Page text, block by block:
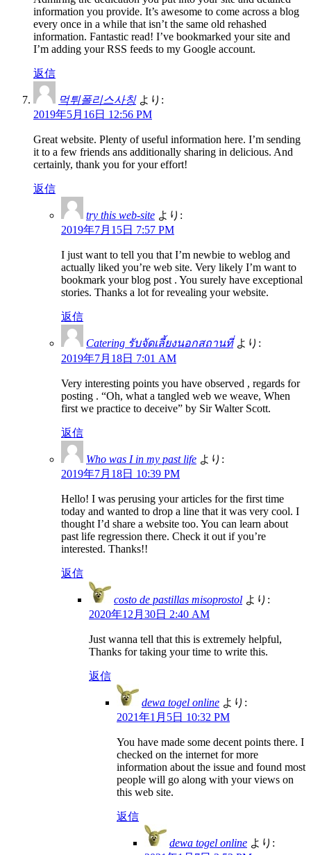
information you provide. It’s awesome to come across a blog
every once in a while that isn’t the same old rehashed
information. Fantastic read! I’ve bookmarked your site and
I’m adding your RSS feeds to my Google account.
返信
먹튀폴리스사칭 より:
2019年5月16日 12:56 PM
Great website. Plenty of useful information here. I’m sending
it to a few friends ans additionally sharing in delicious. And
certainly, thank you for your effort!
返信
try this web-site より:
2019年7月15日 7:57 PM
I just want to tell you that I’m newbie to weblog and
actually liked you’re web site. Very likely I’m want to
bookmark your blog post . You surely have exceptional
stories. Thanks a lot for revealing your website.
返信
Catering รับจัดเลี้ยงนอกสถานที่ より:
2019年7月18日 7:01 AM
Very interesting points you have observed , regards for
posting . “Oh, what a tangled web we weave, When
first we practice to deceive” by Sir Walter Scott.
返信
Who was I in my past life より:
2019年7月18日 10:39 PM
Hello! I was perusing your articles for the first time
today and wanted to drop a line that it was very cool. I
thought I’d share a website too. You can learn about
past life regression there. Check it out if you’re
interested. Thanks!!
返信
costo de pastillas misoprostol より:
2020年12月30日 2:40 AM
Just wanna tell that this is extremely helpful,
Thanks for taking your time to write this.
返信
dewa togel online より:
2021年1月5日 10:32 PM
You have made some decent points there. I
checked on the internet for more
information about the issue and found most
people will go along with your views on
this web site.
返信
dewa togel online より: